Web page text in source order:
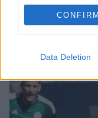
CONFIRM
Data Deletion
πρόσωπο